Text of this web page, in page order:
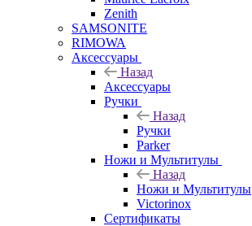
Zenith
SAMSONITE
RIMOWA
Аксессуары
Назад
Аксессуары
Ручки
Назад
Ручки
Parker
Ножи и Мультитулы
Назад
Ножи и Мультитулы
Victorinox
Сертификаты